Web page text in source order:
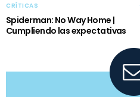
CRÍTICAS
Spiderman: No Way Home |
Cumpliendo las expectativas